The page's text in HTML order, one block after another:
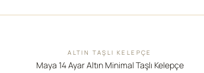
ALTIN TAŞLI KELEPÇE
Maya 14 Ayar Altın Minimal Taşlı Kelepçe